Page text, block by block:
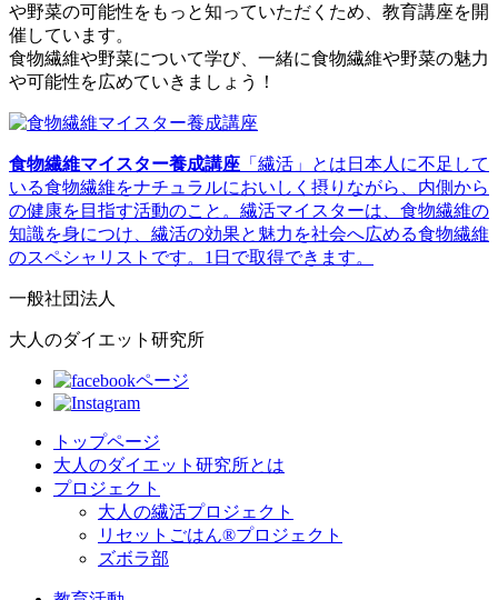
や野菜の可能性をもっと知っていただくため、教育講座を開
催しています。
食物繊維や野菜について学び、一緒に食物繊維や野菜の魅力
や可能性を広めていきましょう！
食物繊維マイスター養成講座 「繊活」とは日本人に不足して
いる食物繊維をナチュラルにおいしく摂りながら、内側から
の健康を目指す活動のこと。繊活マイスターは、食物繊維の
知識を身につけ、繊活の効果と魅力を社会へ広める食物繊維
のスペシャリストです。1日で取得できます。
一般社団法人
大人のダイエット研究所
トップページ
大人のダイエット研究所とは
プロジェクト
大人の繊活プロジェクト
リセットごはん®プロジェクト
ズボラ部